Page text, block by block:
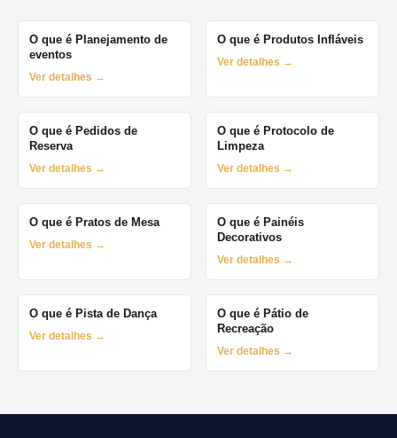
O que é Planejamento de
eventos
Ver detalhes →
O que é Produtos Infláveis
Ver detalhes →
O que é Pedidos de
Reserva
Ver detalhes →
O que é Protocolo de
Limpeza
Ver detalhes →
O que é Pratos de Mesa
Ver detalhes →
O que é Painéis
Decorativos
Ver detalhes →
O que é Pista de Dança
Ver detalhes →
O que é Pátio de
Recreação
Ver detalhes →